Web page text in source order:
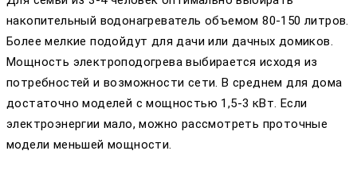
накопительный водонагреватель объемом 80-150 литров.
Более мелкие подойдут для дачи или дачных домиков.
Мощность электроподогрева выбирается исходя из
потребностей и возможности сети. В среднем для дома
достаточно моделей с мощностью 1,5-3 кВт. Если
электроэнергии мало, можно рассмотреть проточные
модели меньшей мощности.